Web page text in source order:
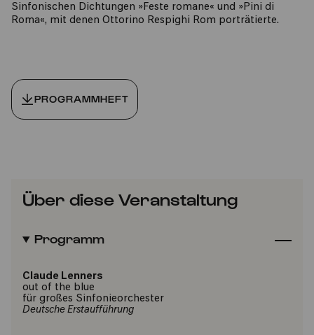
Sinfonischen Dichtungen »Feste romane« und »Pini di
Roma«, mit denen Ottorino Respighi Rom porträtierte.
PROGRAMMHEFT
Über diese Veranstaltung
Programm
Claude Lenners
out of the blue
für großes Sinfonieorchester
Deutsche Erstaufführung